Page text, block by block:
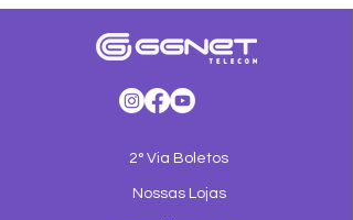
2° Via Boletos
Nossas Lojas